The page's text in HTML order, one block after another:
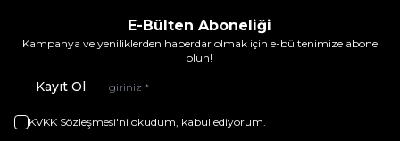
E-Bülten Aboneliği
Kampanya ve yeniliklerden haberdar olmak için e-bültenimize abone
olun!
Kayıt Ol
KVKK Sözleşmesi'ni okudum, kabul ediyorum.